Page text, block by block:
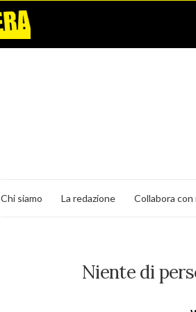
Chi siamo La redazione Collabora con
Niente di